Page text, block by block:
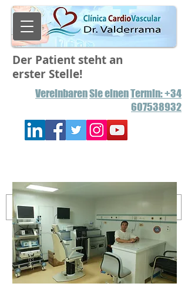
Der Patient steht an
erster Stelle!
VereinbarenSie einenTermin: +34
607538932